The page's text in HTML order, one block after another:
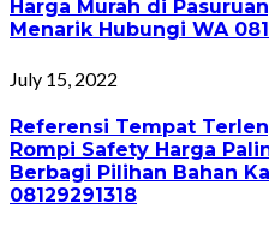
Harga Murah di
Menarik Hubungi WA
July 15, 2022
Referensi Tempat
Rompi Safety Harga
Berbagi Pilihan Bahan
08129291318